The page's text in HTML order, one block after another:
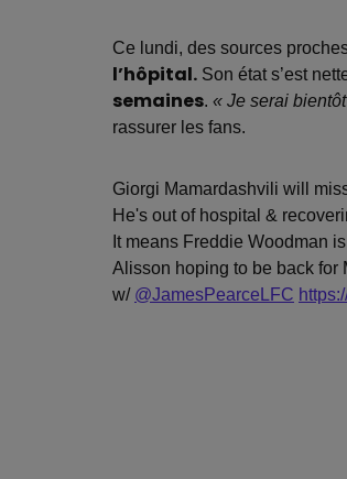
Ce lundi, des sources
l’hôpital. Son état s’est
semaines. « Je serai
rassurer les fans.
Giorgi Mamardashvili will
He's out of hospital &
It means Freddie Woodman
Alisson hoping to be back for
w/@JamesPearceLFC